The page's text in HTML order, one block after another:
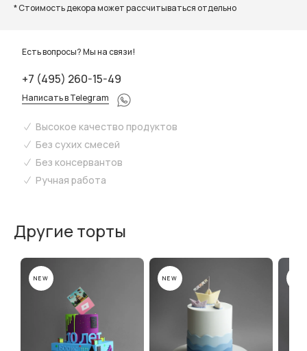
* Стоимость декора может рассчитываться отдельно
Есть вопросы? Мы на связи!
+7 (495) 260-15-49
Написать в Telegram
Высокое качество продуктов
Без сухих смесей
Без консервантов
Ручная работа
Другие торты
NEW NEW